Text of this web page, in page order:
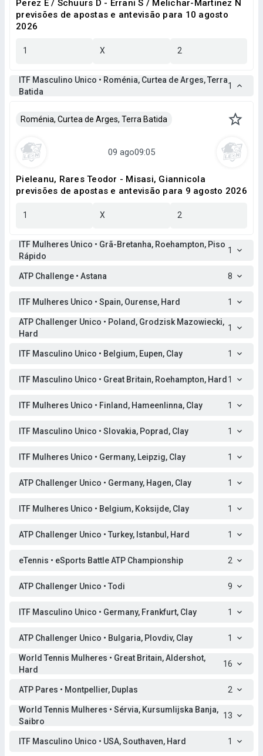
Perez E / Schuurs D - Errani S / Melichar-Martinez N
previsões de apostas e antevisão para 10 agosto
2026
1 X 2
ITF Masculino Unico • Roménia, Curtea de Arges, Terra
Batida
1
Roménia, Curtea de Arges, Terra Batida
Pieleanu, Rares Teodor - Misasi, Giannicola
previsões de apostas e antevisão para 9 agosto 2026
1 X 2
ITF Mulheres Unico • Grã-Bretanha, Roehampton, Piso
Rápido
1
ATP Challenge • Astana 8
ITF Mulheres Unico • Spain, Ourense, Hard 1
ATP Challenger Unico • Poland, Grodzisk Mazowiecki,
Hard
1
ITF Masculino Unico • Belgium, Eupen, Clay 1
ITF Masculino Unico • Great Britain, Roehampton, Hard 1
ITF Mulheres Unico • Finland, Hameenlinna, Clay 1
ITF Masculino Unico • Slovakia, Poprad, Clay 1
ITF Mulheres Unico • Germany, Leipzig, Clay 1
ATP Challenger Unico • Germany, Hagen, Clay 1
ITF Mulheres Unico • Belgium, Koksijde, Clay 1
ATP Challenger Unico • Turkey, Istanbul, Hard 1
eTennis • eSports Battle ATP Championship 2
ATP Challenger Unico • Todi 9
ITF Masculino Unico • Germany, Frankfurt, Clay 1
ATP Challenger Unico • Bulgaria, Plovdiv, Clay 1
World Tennis Mulheres • Great Britain, Aldershot,
Hard
16
ATP Pares • Montpellier, Duplas 2
World Tennis Mulheres • Sérvia, Kursumlijska Banja,
Saibro
13
ITF Masculino Unico • USA, Southaven, Hard 1